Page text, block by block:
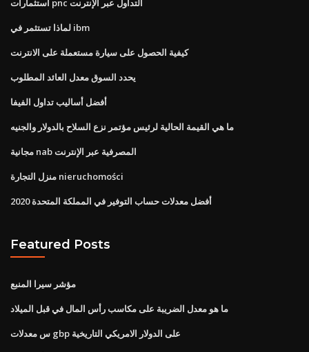
استثمارات pnc التداول عبر الإنترنت
لماذا تستثمر في ibm
كيفية الحصول على سيارة مستعملة على الانترنت
يحدد السوق معدل العائد المطلوب
أفضل أساليب تداول الفيفا
ما هي القيمة الحالية لرئيس مؤتمر نزع السلاح بالدولار والجنيه
مجانية nab المصرفية عبر الإنترنت
منزل التجارة nieruchomości
أفضل معدلات حساب التوفير في المملكة المتحدة 2020
Featured Posts
مؤشر سيرا المنبع
ما هو معدل الضريبة على مكاسب رأس المال في قبل الميلاد
س معدلات gbp على الدولار الامريكي التاريخية